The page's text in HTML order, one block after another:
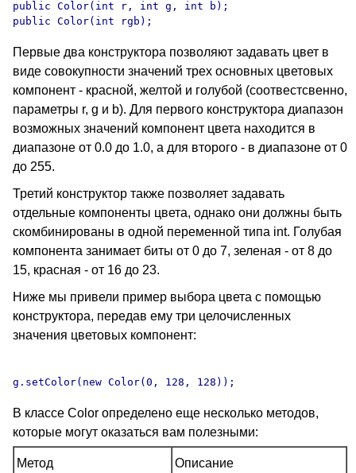
public Color(int r, int g, int b);
Первые два конструктора позволяют задавать цвет в
виде совокупности значений трех основных цветовых
компонент - красной, желтой и голубой (соотвестсвенно,
параметры r, g и b). Для первого конструктора диапазон
возможных значений компонент цвета находится в
диапазоне от 0.0 до 1.0, а для второго - в диапазоне от 0
до 255.
Третий конструктор также позволяет задавать
отдельные компоненты цвета, однако они должны быть
скомбинированы в одной переменной типа int. Голубая
компонента занимает биты от 0 до 7, зеленая - от 8 до
15, красная - от 16 до 23.
Ниже мы привели пример выбора цвета с помощью
конструктора, передав ему три целочисленных
значения цветовых компонент:
В классе Color определено еще несколько методов,
которые могут оказаться вам полезными:
Метод Описание